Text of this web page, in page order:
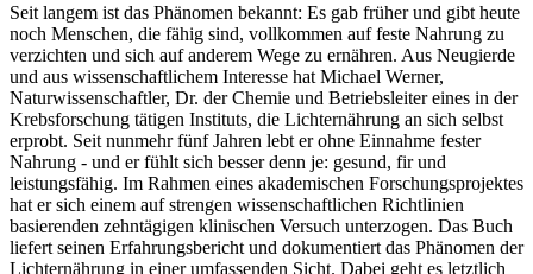
Seit langem ist das Phänomen bekannt: Es gab früher und gibt heute
noch Menschen, die fähig sind, vollkommen auf feste Nahrung zu
verzichten und sich auf anderem Wege zu ernähren. Aus Neugierde
und aus wissenschaftlichem Interesse hat Michael Werner,
Naturwissenschaftler, Dr. der Chemie und Betriebsleiter eines in der
Krebsforschung tätigen Instituts, die Lichternährung an sich selbst
erprobt. Seit nunmehr fünf Jahren lebt er ohne Einnahme fester
Nahrung - und er fühlt sich besser denn je: gesund, fir und
leistungsfähig. Im Rahmen eines akademischen Forschungsprojektes
hat er sich einem auf strengen wissenschaftlichen Richtlinien
basierenden zehntägigen klinischen Versuch unterzogen. Das Buch
liefert seinen Erfahrungsbericht und dokumentiert das Phänomen der
Lichternährung in einer umfassenden Sicht. Dabei geht es letztlich